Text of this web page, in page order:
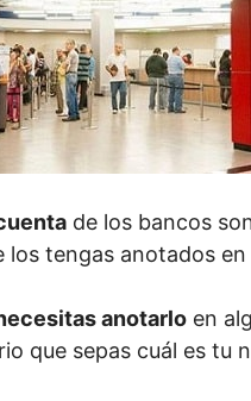
de los bancos
los tengas anotados
anotarloen
que sepas cuál es tu